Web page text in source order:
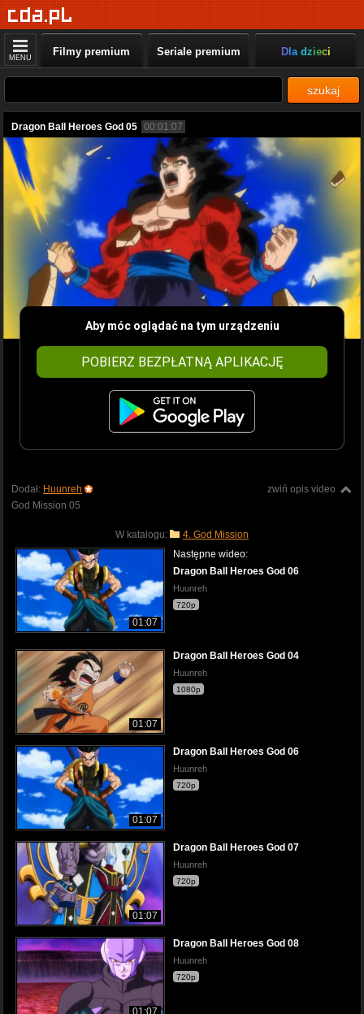
MENU Filmy premium Seriale premium Dla dzieci
szukaj
Dragon Ball Heroes God 05 00:01:07
Aby móc oglądać na tym urządzeniu
POBIERZ BEZPŁATNĄ APLIKACJĘ
zwiń opis video
Dodał: Huunreh
God Mission 05
W katalogu: 4. God Mission
01:07
Następne wideo:
Dragon Ball Heroes God 06
Huunreh
720p
01:07
Dragon Ball Heroes God 04
Huunreh
1080p
01:07
Dragon Ball Heroes God 06
Huunreh
720p
01:07
Dragon Ball Heroes God 07
Huunreh
720p
Dragon Ball Heroes God 08
Huunreh
720p